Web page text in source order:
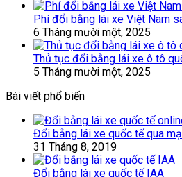
Phí đổi bằng lái xe Việt Nam
6 Tháng mười một, 2025
Thủ tục đổi bằng lái xe ô tô
5 Tháng mười một, 2025
Bài viết phổ biến
Đổi bằng lái xe quốc tế qua
31 Tháng 8, 2019
Đổi bằng lái xe quốc tế IAA